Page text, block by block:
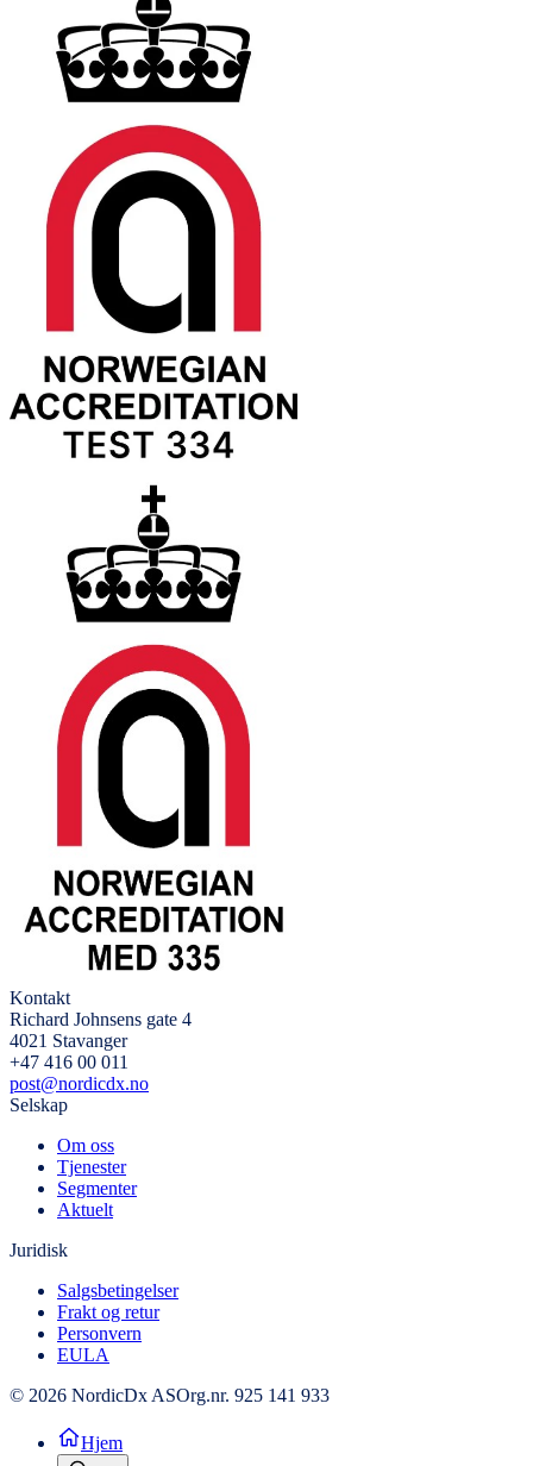
Kontakt
Richard Johnsens gate 4
4021 Stavanger
+47 416 00 011
post@nordicdx.no
Selskap
Om oss
Tjenester
Segmenter
Aktuelt
Juridisk
Salgsbetingelser
Frakt og retur
Personvern
EULA
© 2026 NordicDx ASOrg.nr. 925 141 933
Hjem